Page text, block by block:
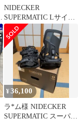
NIDECKER
SUPERMATIC Lサイズ
ホワイト
¥36,100
ラ*ム様 NIDECKER
SUPERMATIC スーパー